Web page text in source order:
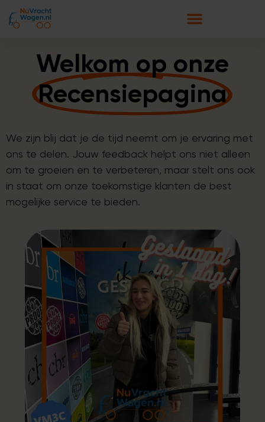
Welkom op onze
Recensiepagina
We zijn blij dat je de tijd neemt om je ervaring met
ons te delen. Jouw feedback helpt ons niet alleen
om te groeien en te verbeteren, maar stelt ons ook
in staat om onze toekomstige klanten de best
mogelijke service te bieden.